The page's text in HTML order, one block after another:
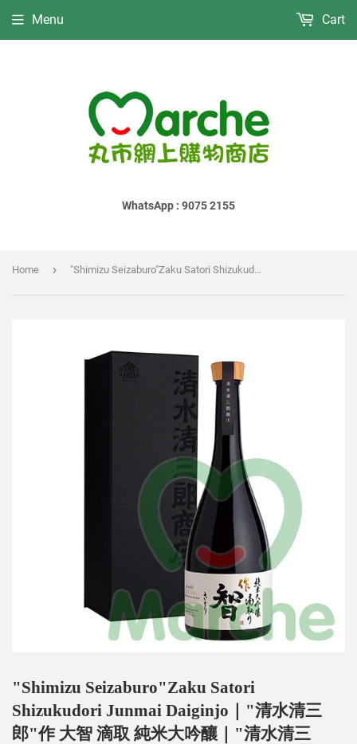
WhatsApp : 9075 2155
Menu Cart
Home › "Shimizu Seizaburo"Zaku Satori Shizukudori Junmai Daiginjo｜"清水清三郎"作 大智 滴取 純米大吟釀｜"清水清三郎"作 大智 滴取り 純米大吟醸
"Shimizu Seizaburo"Zaku Satori
Shizukudori Junmai Daiginjo｜"清水清三
郎"作 大智 滴取 純米大吟釀｜"清水清三